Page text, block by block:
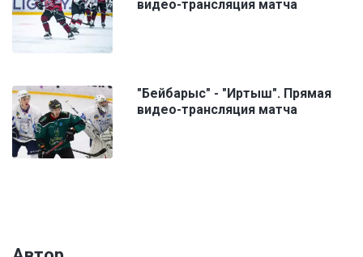
видео-трансляция матча
"Бейбарыс" - "Иртыш". Прямая
видео-трансляция матча